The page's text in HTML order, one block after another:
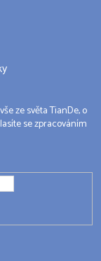
ze světa TianDe, o
se zpracováním